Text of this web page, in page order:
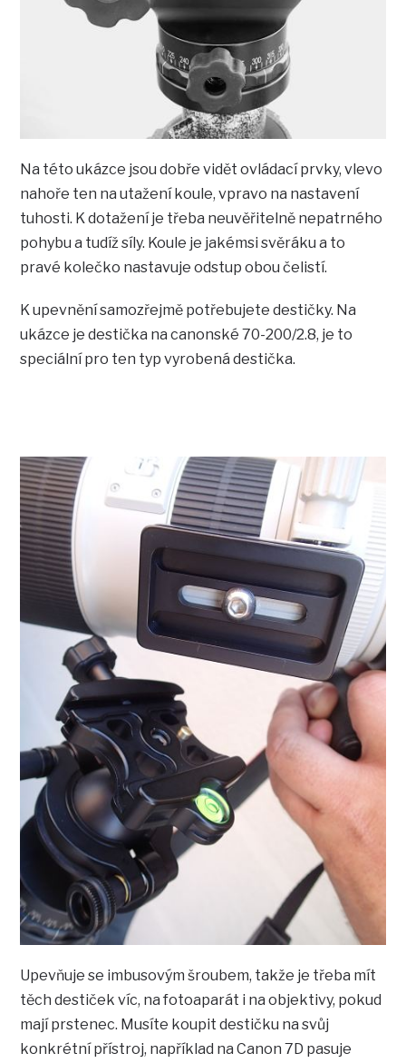
Na této ukázce jsou dobře vidět ovládací prvky, vlevo
nahoře ten na utažení koule, vpravo na nastavení
tuhosti. K dotažení je třeba neuvěřitelně nepatrného
pohybu a tudíž síly. Koule je jakémsi svěráku a to
pravé kolečko nastavuje odstup obou čelistí.
K upevnění samozřejmě potřebujete destičky. Na
ukázce je destička na canonské 70-200/2.8, je to
speciální pro ten typ vyrobená destička.
Upevňuje se imbusovým šroubem, takže je třeba mít
těch destiček víc, na fotoaparát i na objektivy, pokud
mají prstenec. Musíte koupit destičku na svůj
konkrétní přístroj, například na Canon 7D pasuje